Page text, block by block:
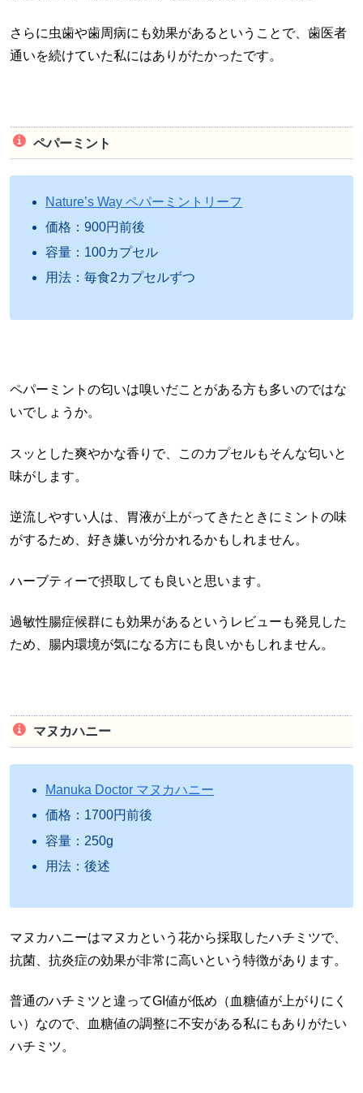
さらに虫歯や歯周病にも効果があるということで、歯医者
通いを続けていた私にはありがたかったです。
ペパーミント
Nature’s Way ペパーミントリーフ
価格：900円前後
容量：100カプセル
用法：毎食2カプセルずつ
ペパーミントの匂いは嗅いだことがある方も多いのではな
いでしょうか。
スッとした爽やかな香りで、このカプセルもそんな匂いと
味がします。
逆流しやすい人は、胃液が上がってきたときにミントの味
がするため、好き嫌いが分かれるかもしれません。
ハーブティーで摂取しても良いと思います。
過敏性腸症候群にも効果があるというレビューも発見した
ため、腸内環境が気になる方にも良いかもしれません。
マヌカハニー
Manuka Doctor マヌカハニー
価格：1700円前後
容量：250g
用法：後述
マヌカハニーはマヌカという花から採取したハチミツで、
抗菌、抗炎症の効果が非常に高いという特徴があります。
普通のハチミツと違ってGI値が低め（血糖値が上がりにく
い）なので、血糖値の調整に不安がある私にもありがたい
ハチミツ。